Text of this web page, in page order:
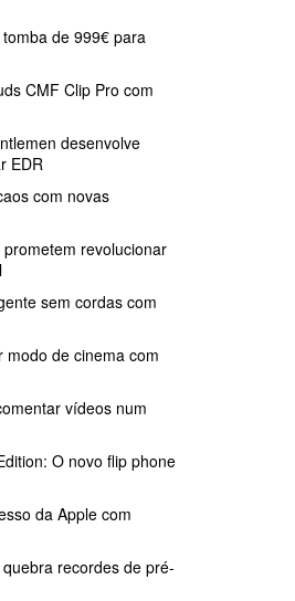
de 999€ para
CMF Clip Pro com
desenvolve
EDR
com novas
revolucionar
sem cordas com
modo de cinema com
vídeos num
O novo flip phone
da Apple com
recordes de pré-